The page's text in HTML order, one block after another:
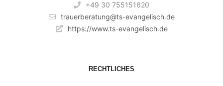
+49 30 755151620
trauerberatung@ts-evangelisch.de
https://www.ts-evangelisch.de
RECHTLICHES